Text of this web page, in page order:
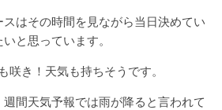
はその時間を見ながら当日決めてい
いと思っています。
咲き！天気も持ちそうです。
間天気予報では雨が降ると言われて